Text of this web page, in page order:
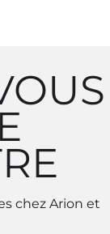
chez Arion et